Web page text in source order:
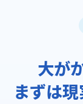
大が
まずは